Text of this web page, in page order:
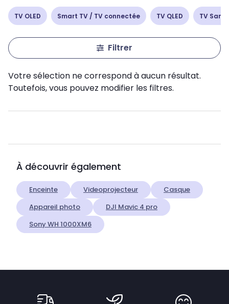
TV OLED Smart TV / TV connectée TV QLED TV
Filtrer
Votre sélection ne correspond à aucun résultat.
Toutefois, vous pouvez modifier les filtres.
À découvrir également
Enceinte Videoprojecteur
Casque
Appareil photo
DJI Mavic 4 pro
Sony WH 1000XM6